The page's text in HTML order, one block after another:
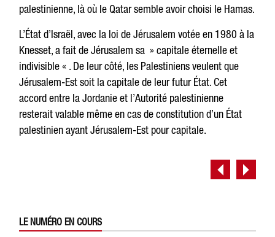
palestinienne, là où le Qatar semble avoir choisi le Hamas.
L’État d’Israël, avec la loi de Jérusalem votée en 1980 à la
Knesset, a fait de Jérusalem sa » capitale éternelle et
indivisible « . De leur côté, les Palestiniens veulent que
Jérusalem-Est soit la capitale de leur futur État. Cet
accord entre la Jordanie et l’Autorité palestinienne
resterait valable même en cas de constitution d’un État
palestinien ayant Jérusalem-Est pour capitale.
LE NUMÉRO EN COURS